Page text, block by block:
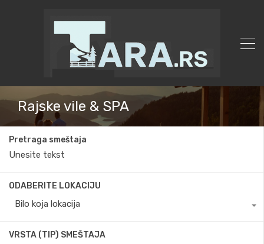
Rajske vile & SPA
Pretraga smeštaja
ODABERITE LOKACIJU
Bilo koja lokacija
VRSTA (TIP) SMEŠTAJA